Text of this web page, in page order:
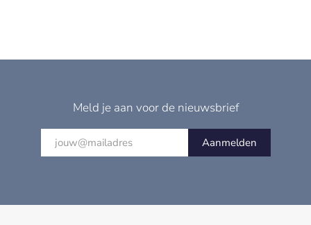
Meld je aan voor de nieuwsbrief
Aanmelden